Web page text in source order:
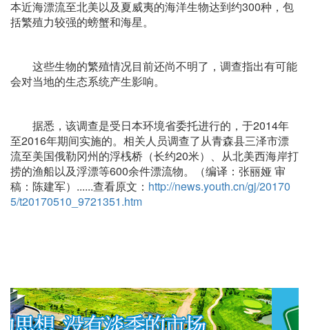
本近海漂流至北美以及夏威夷的海洋生物达到约300种，包
括繁殖力较强的螃蟹和海星。
这些生物的繁殖情况目前还尚不明了，调查指出有可能
会对当地的生态系统产生影响。
据悉，该调查是受日本环境省委托进行的，于2014年
至2016年期间实施的。相关人员调查了从青森县三泽市漂
流至美国俄勒冈州的浮桟桥（长约20米）、从北美西海岸打
捞的渔船以及浮漂等600余件漂流物。（编译：张丽娅 审
稿：陈建军）......查看原文： http://news.youth.cn/gj/20170
5/t20170510_9721351.htm